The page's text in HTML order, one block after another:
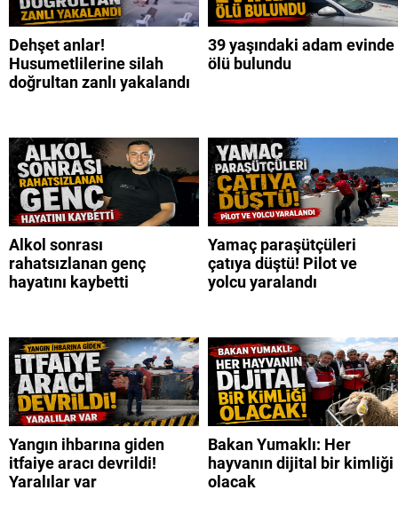
Dehşet anlar!
Husumetlilerine silah
doğrultan zanlı yakalandı
39 yaşındaki adam evinde
ölü bulundu
Alkol sonrası
rahatsızlanan genç
hayatını kaybetti
Yamaç paraşütçüleri
çatıya düştü! Pilot ve
yolcu yaralandı
Yangın ihbarına giden
itfaiye aracı devrildi!
Yaralılar var
Bakan Yumaklı: Her
hayvanın dijital bir kimliği
olacak